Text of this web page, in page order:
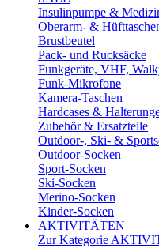
Insulinpumpe &
Oberarm- &
Brustbeutel
Pack- und Rucksäcke
Funkgeräte, VHF,
Funk-Mikrofone
Kamera-Taschen
Hardcases &
Zubehör & Ersatzteile
Outdoor-, Ski- &
Outdoor-Socken
Sport-Socken
Ski-Socken
Merino-Socken
Kinder-Socken
AKTIVITÄTEN
Zur Kategorie